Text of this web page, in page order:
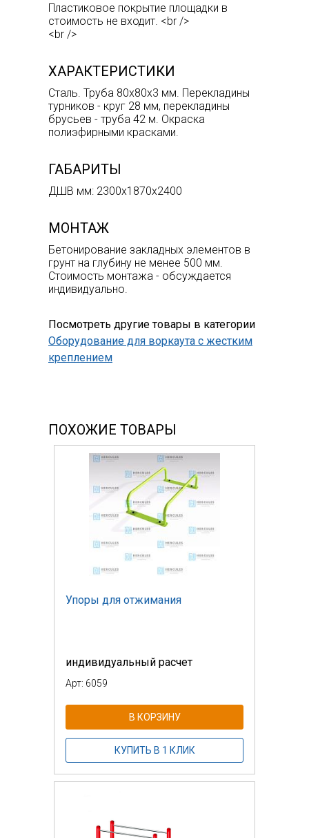
Пластиковое покрытие площадки в
стоимость не входит. <br />
<br />
ХАРАКТЕРИСТИКИ
Сталь. Труба 80х80х3 мм. Перекладины
турников - круг 28 мм, перекладины
брусьев - труба 42 м. Окраска
полиэфирными красками.
ГАБАРИТЫ
ДШВ мм: 2300х1870х2400
МОНТАЖ
Бетонирование закладных элементов в
грунт на глубину не менее 500 мм.
Стоимость монтажа - обсуждается
индивидуально.
Посмотреть другие товары в категории
Оборудование для воркаута с жестким
креплением
ПОХОЖИЕ ТОВАРЫ
Упоры для отжимания
индивидуальный расчет
Арт: 6059
В КОРЗИНУ
КУПИТЬ В 1 КЛИК